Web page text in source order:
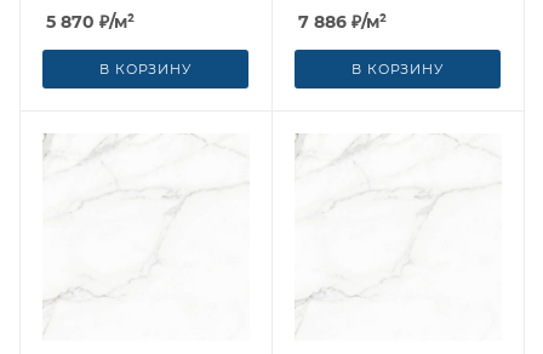
от Naxos Ceramica
(Италия)
5 870 ₽/м²
В КОРЗИНУ
от Naxos Ceramica
(Италия)
7 886 ₽/м²
В КОРЗИНУ